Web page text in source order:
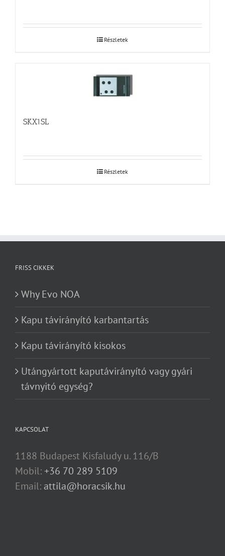
Részletek
SKX1SL
Részletek
FRISS CIKKEK
Why Evo NOA
Kapu távirányító karbantartás
Kapu távirányító kisokos
Utángyártott kaputávirányító vagy gyári
távnyitó egység?
KAPCSOLAT
1188 Budapest Kisfaludy u. 116/B
Mobil:+36 70 289 5109
Email: attila@horacsik.hu